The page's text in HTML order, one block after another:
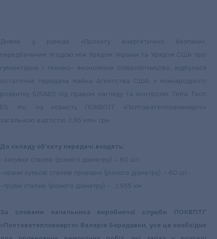
Днями у рамках «Проєкту енергетичної безпеки»,
передбаченим Угодою між Урядом України та Урядом США про
гуманітарне і техніко- економічне співробітництво, відбулася
остаточна передача майна Агентства США з міжнародного
розвитку (USAID) під правом нагляду та контролю Tetra Tech
ES. Inc. на користь ПОКВПТГ «Полтаватеплоененерго»
загальною вартістю 2,95 млн. грн.
До складу об’єкту передачі входять:
– засувки сталеві (різного діаметру) – 60 шт.;
–крани кульові сталеві приварні (різного діаметру) – 60 шт.;
–труби сталеві (різного діаметру) – 2,555 км.
За словами начальника виробничої служби ПОКВПТГ
«Полтаватеплоенерго» Валерія Бородавки, усе це необхідне